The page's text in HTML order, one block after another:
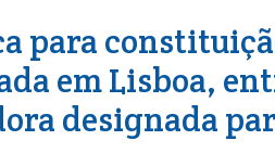
para
em Lisboa,
designada